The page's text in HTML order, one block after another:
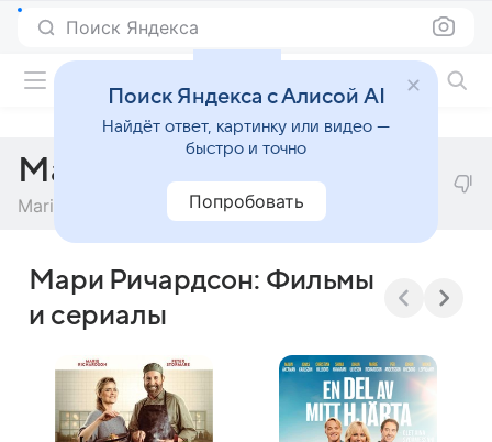
Поиск Яндекса
Мари Ричардсон
Marie Richardson
Мари Ричардсон: Фильмы
и сериалы
Поиск Яндекса с Алисой AI
Найдёт ответ, картинку или видео —
быстро и точно
Попробовать